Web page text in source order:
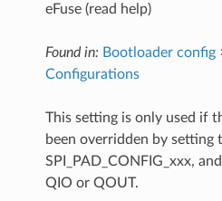
eFuse (read help)
Found in: Bootloader config
Configurations
This setting is only used if
been overridden by setting
SPI_PAD_CONFIG_xxx,
QIO or QOUT.